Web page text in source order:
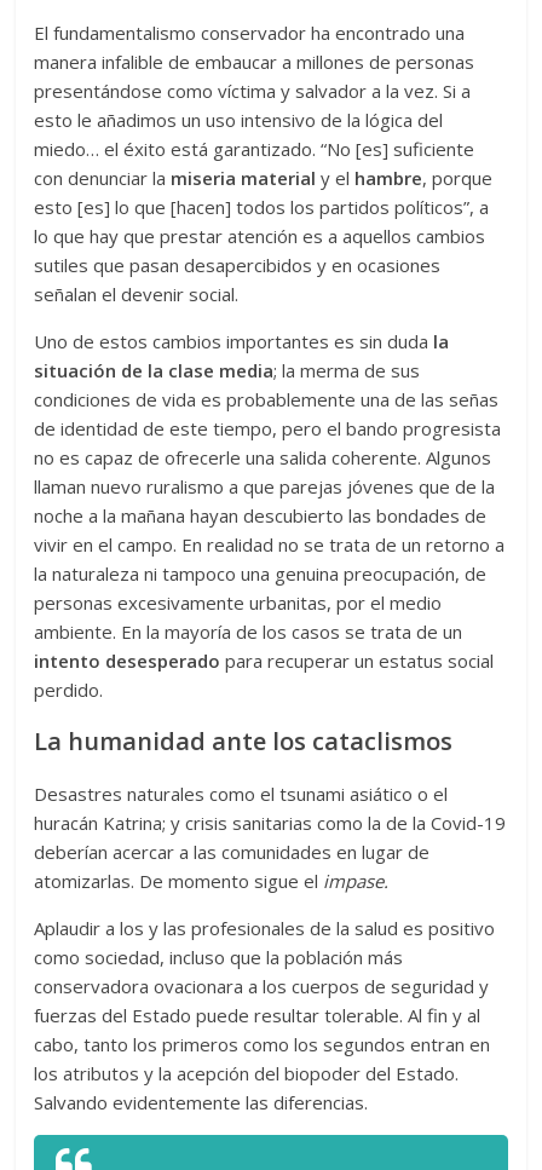
El fundamentalismo conservador ha encontrado una
manera infalible de embaucar a millones de personas
presentándose como víctima y salvador a la vez. Si a
esto le añadimos un uso intensivo de la lógica del
miedo… el éxito está garantizado. “No [es] suficiente
con denunciar la miseria material y el hambre, porque
esto [es] lo que [hacen] todos los partidos políticos”, a
lo que hay que prestar atención es a aquellos cambios
sutiles que pasan desapercibidos y en ocasiones
señalan el devenir social.
Uno de estos cambios importantes es sin duda la
situación de la clase media; la merma de sus
condiciones de vida es probablemente una de las señas
de identidad de este tiempo, pero el bando progresista
no es capaz de ofrecerle una salida coherente. Algunos
llaman nuevo ruralismo a que parejas jóvenes que de la
noche a la mañana hayan descubierto las bondades de
vivir en el campo. En realidad no se trata de un retorno a
la naturaleza ni tampoco una genuina preocupación, de
personas excesivamente urbanitas, por el medio
ambiente. En la mayoría de los casos se trata de un
intento desesperadopara recuperar un estatus social
perdido.
La humanidad ante los cataclismos
Desastres naturales como el tsunami asiático o el
huracán Katrina; y crisis sanitarias como la de la Covid-19
deberían acercar a las comunidades en lugar de
atomizarlas. De momento sigue el impase.
Aplaudir a los y las profesionales de la salud es positivo
como sociedad, incluso que la población más
conservadora ovacionara a los cuerpos de seguridad y
fuerzas del Estado puede resultar tolerable. Al fin y al
cabo, tanto los primeros como los segundos entran en
los atributos y la acepción del biopoder del Estado.
Salvando evidentemente las diferencias.